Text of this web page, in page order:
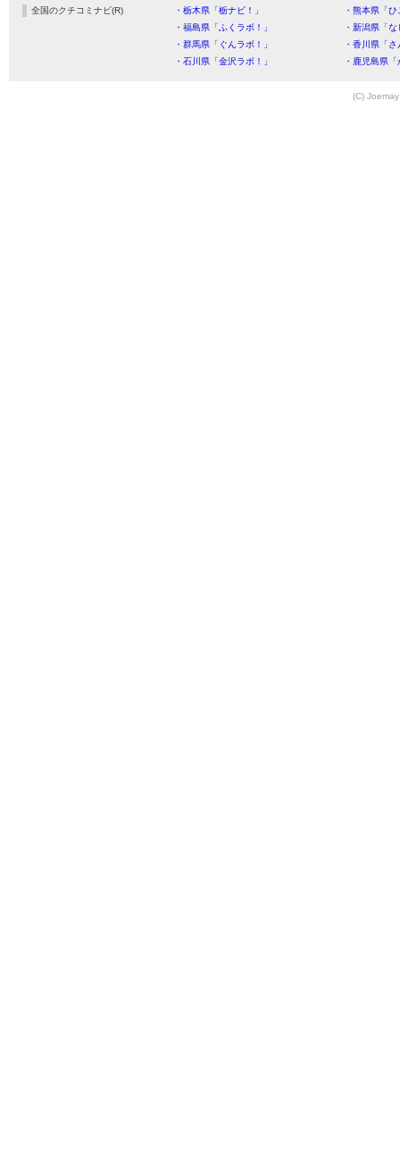
全国のクチコミナビ(R) ・栃木県「栃ナビ！」
・熊本県「
・福島県「ふくラボ！」
・新潟県「
・群馬県「ぐんラボ！」
・香川県「
・石川県「金沢ラボ！」
・鹿児島県
(C)